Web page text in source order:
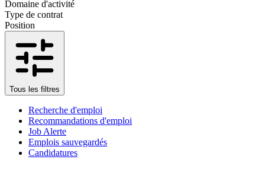
Domaine d'activité
Type de contrat
Position
Tous les filtres
Recherche d'emploi
Recommandations d'emploi
Job Alerte
Emplois sauvegardés
Candidatures